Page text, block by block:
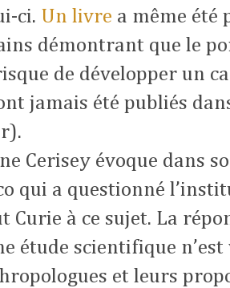
ci. Un livre a même été
démontrant que le
de développer un
jamais été publiés
Cerisey évoque dans
qui a questionné
Curie à ce sujet. La
étude scientifique
et leurs